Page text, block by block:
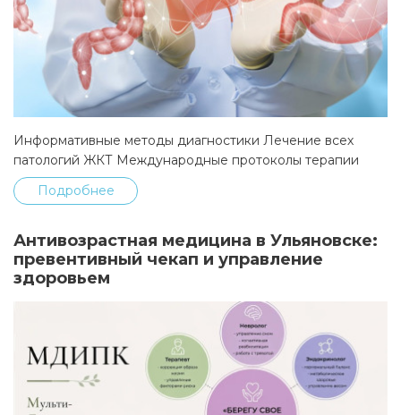
Информативные методы диагностики Лечение всех
патологий ЖКТ Международные протоколы терапии
Подробнее
Антивозрастная медицина в Ульяновске:
превентивный чекап и управление
здоровьем